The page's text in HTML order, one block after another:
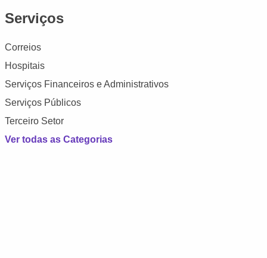
Serviços
Correios
Hospitais
Serviços Financeiros e Administrativos
Serviços Públicos
Terceiro Setor
Ver todas as Categorias